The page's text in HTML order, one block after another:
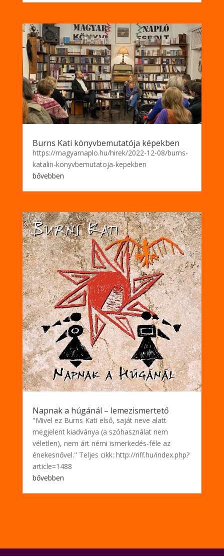
Burns Kati könyvbemutatója képekben
https://magyarnaplo.hu/hirek/2022-12-08/burns-
katalin-konyvbemutatoja-kepekben
bővebben
Napnak a húgánál – lemezismertető
"Mivel ez Burns Kati első, saját neve alatt
megjelent kiadványa (a szóhasználat nem
véletlen), nem árt némi ismerkedés-féle az
énekesnővel." Teljes cikk: http://riff.hu/index.php?
article=1488
bővebben